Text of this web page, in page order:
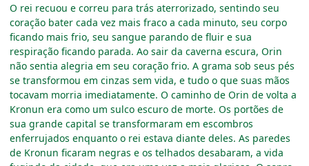
O rei recuou e correu para trás aterrorizado, sentindo seu
coração bater cada vez mais fraco a cada minuto, seu corpo
ficando mais frio, seu sangue parando de fluir e sua
respiração ficando parada. Ao sair da caverna escura, Orin
não sentia alegria em seu coração frio. A grama sob seus pés
se transformou em cinzas sem vida, e tudo o que suas mãos
tocavam morria imediatamente. O caminho de Orin de volta a
Kronun era como um sulco escuro de morte. Os portões de
sua grande capital se transformaram em escombros
enferrujados enquanto o rei estava diante deles. As paredes
de Kronun ficaram negras e os telhados desabaram, a vida